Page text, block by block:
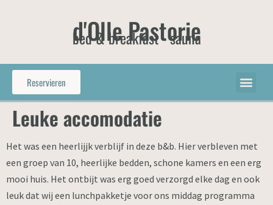
d'Olle Pastorie
bed & breakfast - sauna
Reservieren
Leuke accomodatie
Het was een heerlijjk verblijf in deze b&b. Hier verbleven met
een groep van 10, heerlijke bedden, schone kamers en een erg
mooi huis. Het ontbijt was erg goed verzorgd elke dag en ook
leuk dat wij een lunchpakketje voor ons middag programma